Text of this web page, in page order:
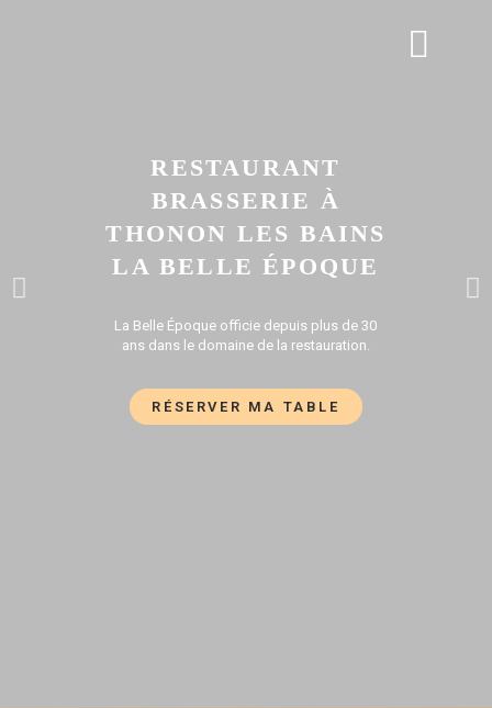
RESTAURANT
BRASSERIE À
THONON LES BAINS
LA BELLE ÉPOQUE
La Belle Époque officie depuis plus de 30
ans dans le domaine de la restauration.
RÉSERVER MA TABLE